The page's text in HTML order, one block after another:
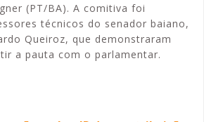
(PT/BA). A comitiva foi
técnicos do senador baiano,
Queiroz, que demonstraram
a pauta com o parlamentar.